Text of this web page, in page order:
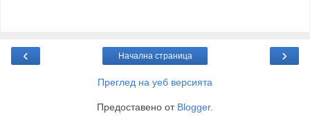
‹ ›
Начална страница
Преглед на уеб версията
Предоставено от Blogger.